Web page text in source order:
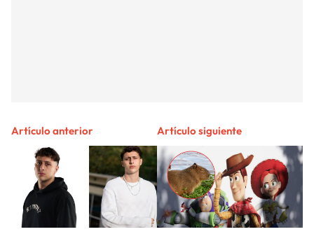
Artículo anterior Artículo siguiente